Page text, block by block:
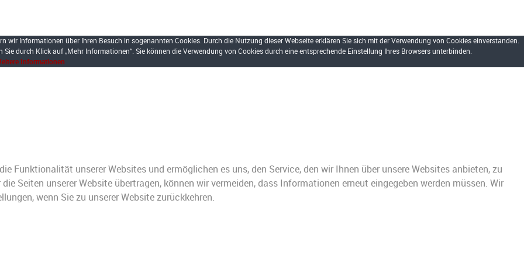
wir Informationen über Ihren Besuch in sogenannten Cookies. Durch die Nutzung dieser Webseite erklären Sie sich mit der Verwendung von Cookies einverstanden.
durch Klick auf „Mehr Informationen“. Sie können die Verwendung von Cookies durch eine entsprechende Einstellung Ihres Browsers unterbinden.
Informationen
Funktionalität unserer Websites und ermöglichen es uns, den Service, den wir Ihnen über unsere Websites anbieten, zu
Seiten unserer Website übertragen, können wir vermeiden, dass Informationen erneut eingegeben werden müssen. Wir
wenn Sie zu unserer Website zurückkehren.